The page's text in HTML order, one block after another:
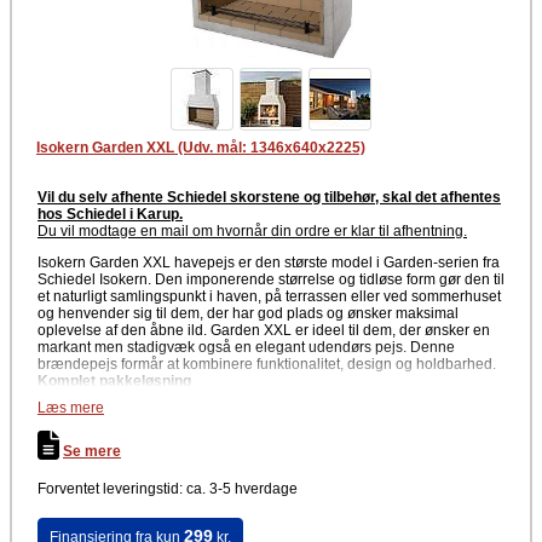
Lang levetid og høj varmebestandighed
Let konstruktion, der gør monteringen enkel
Ideel som samlingspunkt på terrassen eller i haven
Skaber hyggelig atmosfære og behagelig varme
Anvendelse
terrasser og haver, hvor den kan stå frit og skabe både varme, lys og
stemning. Pejsens konstruktion i pimpsten gør den robust, effektiv og
med minimal vedligeholdelse.
Schiedel Isokern Garden L kombinerer naturlige materialer, dansk
kvalitet og tidløst design. En elegant og rummelig havepejs, der
forlænger sommeraftenerne og bringer varme og atmosfære til dit
udendørs rum.
Producent
Schiedel Isokern
Isokern Garden XXL (Udv. mål: 1346x640x2225)
Vil du selv afhente Schiedel skorstene og tilbehør, skal det afhentes
hos Schiedel i Karup.
Du vil modtage en mail om hvornår din ordre er klar til afhentning.
Isokern Garden XXL havepejs er den største model i Garden-serien fra
Schiedel Isokern. Den imponerende størrelse og tidløse form gør den til
et naturligt samlingspunkt i haven, på terrassen eller ved sommerhuset
og henvender sig til dem, der har god plads og ønsker maksimal
oplevelse af den åbne ild. Garden XXL er ideel til dem, der ønsker en
markant men stadigvæk også en elegant udendørs pejs. Denne
brændepejs formår at kombinere funktionalitet, design og holdbarhed.
Komplet pakkeløsning
Pakken indeholder
Moduler til Isokern Garden XXL
Ildfaste sten
Lim til samling af pejs og skorsten
Puds til afslutning
Læs mere
Se mere
Forventet leveringstid: ca. 3-5 hverdage
Finansiering fra kun 299kr.